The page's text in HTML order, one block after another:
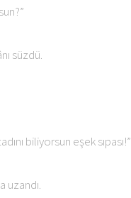
süzdü.
biliyorsun eşek sıpası!”
uzandı.